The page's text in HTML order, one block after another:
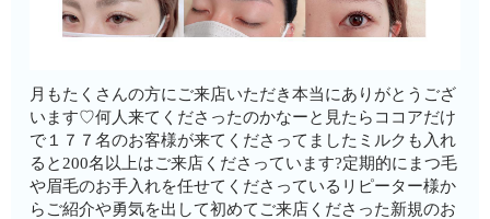
月もたくさんの方にご来店いただき本当にありがとうござ
います♡何人来てくださったのかなーと見たらココアだけ
で１７７名のお客様が来てくださってましたミルクも入れ
ると200名以上はご来店くださっています?定期的にまつ毛
や眉毛のお手入れを任せてくださっているリピーター様か
らご紹介や勇気を出して初めてご来店くださった新規のお